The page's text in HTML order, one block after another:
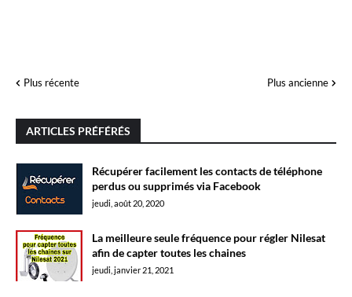
Plus récente Plus ancienne
ARTICLES PRÉFÉRÉS
Récupérer facilement les contacts de téléphone
perdus ou supprimés via Facebook
jeudi, août 20, 2020
La meilleure seule fréquence pour régler Nilesat
afin de capter toutes les chaines
jeudi, janvier 21, 2021